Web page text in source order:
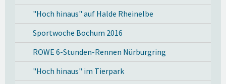
"Hoch hinaus" auf Halde Rheinelbe
Sportwoche Bochum 2016
ROWE 6-Stunden-Rennen Nürburgring
"Hoch hinaus" im Tierpark